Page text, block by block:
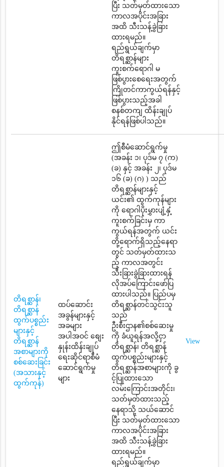
ပြီး သတ်မှတ်ထားသော
ကာလအပိုင်းအခြား
အထိ သီးသန့်ခွဲခြား
ထားရမည်။
ရည်ရွယ်ချက်မှာ
တိရစ္ဆာန်များ
ကူးစက်ရောဂါ မ
ဖြစ်ပွားစေရေးအတွက်
ကြိုတင်ကာကွယ်ရန်နှင့်
ဖြစ်ပွားသည့်အခါ
စနစ်တကျ ထိန်းချုပ်
နိုင်ရန်ဖြစ်ပါသည်။
တိရစ္ဆာန်၊
တိရစ္ဆာန်
ထွက်ပစ္စည်း
များနှင့်
တိရစ္ဆာန်
အစာများကို
စစ်ဆေးခြင်း
(အသားနှင့်
ထွက်ကုန်)
ထပ်ဆောင်း
အခွန်များနှင့်
အခများ
အပါအဝင် စျေး
နှုန်းထိန်းချုပ်
ရေးဆိုင်ရာစီမံ
ဆောင်ရွက်မှု
များ
ဤစီမံဆောင်ရွက်မှု
(အခန်း ၁၊ ပုဒ်မ ၇ (က)
(ခ) နှင့် အခန်း ၂၊ ပုဒ်မ
၁၆ (ခ) (ဂ) ) သည်
တိရစ္ဆာန်များနှင့်
ယင်း၏ ထွက်ကုန်များ
ကို ရောဂါပိုးမွှားပျံ့နှံ့
ကူးစက်ခြင်းမှ ကာ
ကွယ်ရန်အတွက် ယင်း
တို့ရောက်ရှိသည့်နေရာ
တွင် သတ်မှတ်ထားသ
ည့် ကာလအတွင်း
သီးခြားခွဲခြားထားရန်
လိုအပ်ကြောင်းဖော်ပြ
ထားပါသည်။ ပြည်ပမှ
တိရစ္ဆာန်တင်သွင်းသူ
သည်
ဦးစီးဌာန၏စစ်ဆေးမှု
ကို ခံယူရန်အလို့ငှာ
တိရစ္ဆာန်၊ တိရစ္ဆာန်
ထွက်ပစ္စည်းများနှင့်
တိရစ္ဆာန်အစာများကို ခွ
င့်ပြုထားသော
လမ်းကြောင်းအတိုင်း၊
သတ်မှတ်ထားသည့်
နေရာသို့ သယ်ဆောင်
ပြီး သတ်မှတ်ထားသော
ကာလအပိုင်းအခြား
အထိ သီးသန့်ခွဲခြား
ထားရမည်။
ရည်ရွယ်ချက်မှာ
View